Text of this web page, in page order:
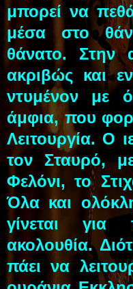
μπορεί να
μέσα στο
θάνατο. Στην
ακριβώς και
ντυμένον με
άμφια, που
Λειτουργία. Ο
τον Σταυρό,
Φελόνι, το
Όλα και
γίνεται
ακολουθία.
πάει να